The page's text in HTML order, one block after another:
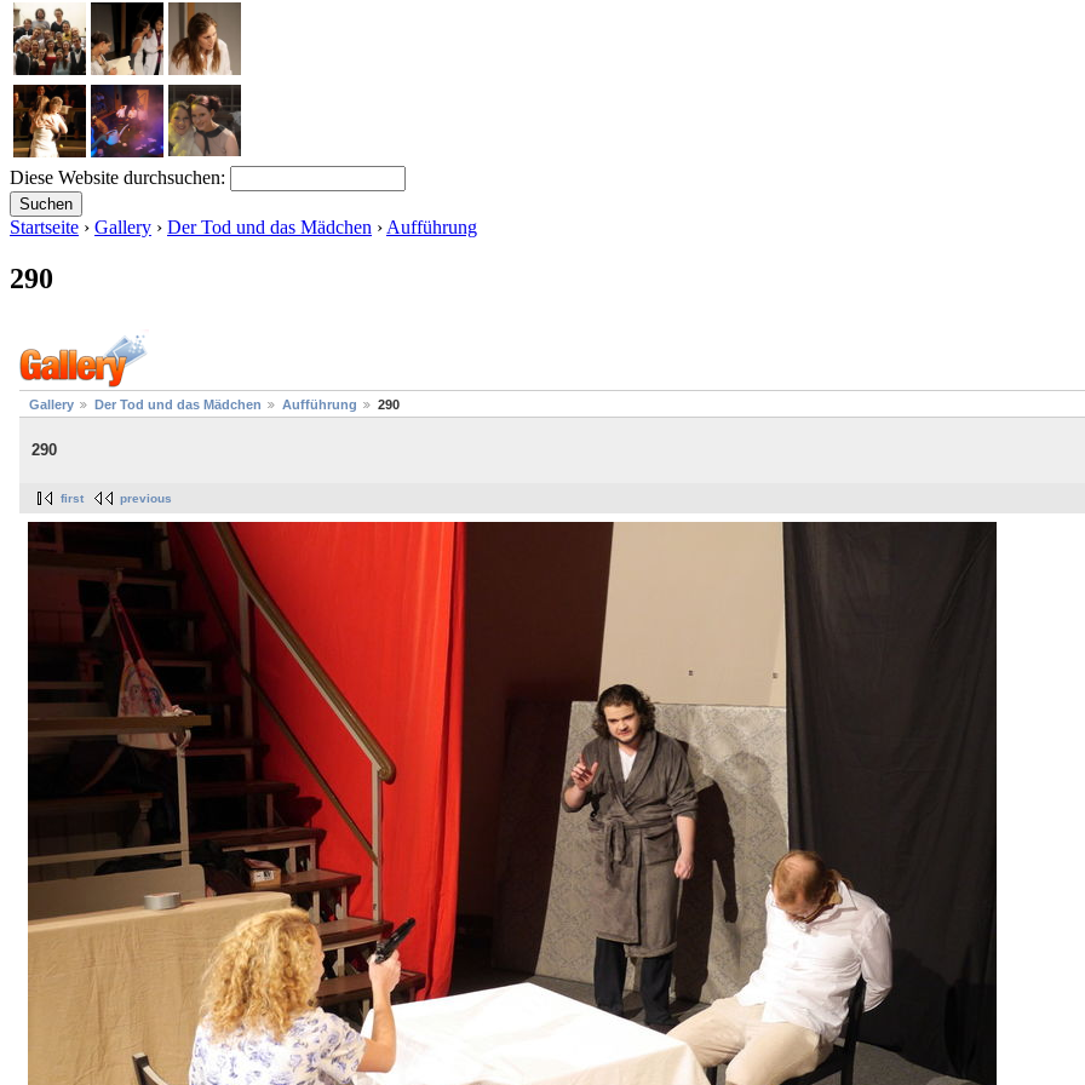
Diese Website durchsuchen:
Startseite › Gallery › Der Tod und das Mädchen › Aufführung
290
Gallery Der Tod und das Mädchen Aufführung 290
290
first previous